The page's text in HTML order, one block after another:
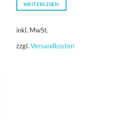
WEITERLESEN
inkl. MwSt.
zzgl. Versandkosten